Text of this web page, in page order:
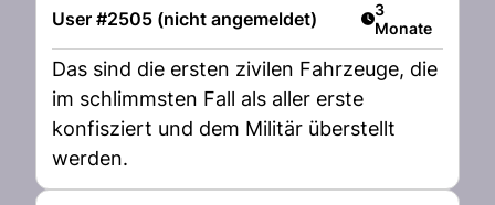
User #2505 (nicht angemeldet) Artikel
3
Monate
Das sind die ersten zivilen Fahrzeuge, die
im schlimmsten Fall als aller erste
konfisziert und dem Militär überstellt
werden.